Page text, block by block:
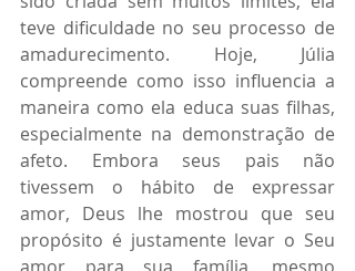
teve dificuldade no seu processo de
amadurecimento. Hoje, Júlia
compreende como isso influencia a
maneira como ela educa suas filhas,
especialmente na demonstração de
afeto. Embora seus pais não
tivessem o hábito de expressar
amor, Deus lhe mostrou que seu
propósito é justamente levar o Seu